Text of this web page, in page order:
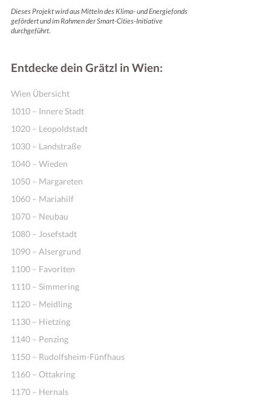
Dieses Projekt wird aus Mitteln des Klima- und Energiefonds
gefördert und im Rahmen der Smart-Cities-Initiative
durchgeführt.
Entdecke dein Grätzl in Wien:
Wien Übersicht
1010 – Innere Stadt
1020 – Leopoldstadt
1030 – Landstraße
1040 – Wieden
1050 – Margareten
1060 – Mariahilf
1070 – Neubau
1080 – Josefstadt
1090 – Alsergrund
1100 – Favoriten
1110 – Simmering
1120 – Meidling
1130 – Hietzing
1140 – Penzing
1150 – Rudolfsheim-Fünfhaus
1160 – Ottakring
1170 – Hernals